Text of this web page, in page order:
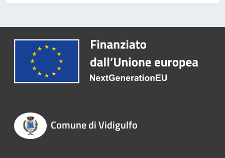
Comune di Vidigulfo